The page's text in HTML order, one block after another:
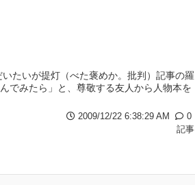
たいが提灯（べた褒めか。批判）記事の羅
でみたら」と、尊敬する友人から人物本を
2009/12/22 6:38:29 AM
0
記事